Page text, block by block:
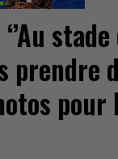
prendre
pour